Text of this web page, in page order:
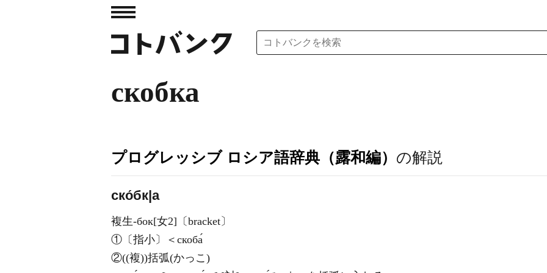
скобка
プログレッシブ ロシア語辞典（露和編） の解説
ско́бк|а
複生-бок[女2]〔bracket〕
①〔指小〕＜скоба́
②((複))括弧(かっこ)